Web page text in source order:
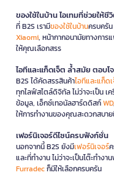
ของใช้ในบ้าน ไอเทมที่ช่วยให้
ที่ B2S เรามีของใช้ในบ้านครบครัน
Xiaomi, หน้ากากอนามัยทางการ
ให้คุณเลือกสรร
ไอทีและแก็ดเจ็ต ล้ำสมัย ตอบ
B2S ได้คัดสรรสินค้าไอทีและแก็ด
ทุกไลฟ์สไตล์ดิจิทัล ไม่ว่าจะเป็น เ
ข้อมูล, เอ็กซ์เทอนัลฮาร์ดดิสก์WD
ให้การทำงานของคุณสะดวกสบา
เฟอร์นิเจอร์ดีไซน์ครบฟังก์ชั่น
นอกจากนี้ B2S ยังมีเฟอร์นิเจอร์
และที่ทำงาน ไม่ว่าจะเป็นโต๊ะทำง
Furradecก็มีให้เลือกครบครัน